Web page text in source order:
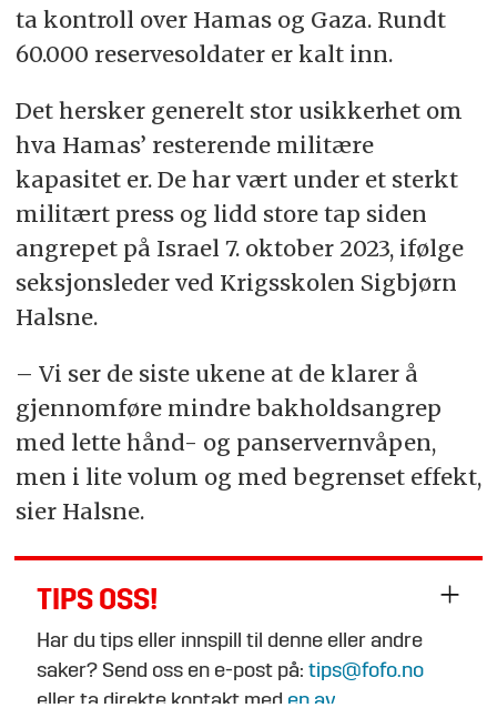
Oppsummeringen er generert av kunstig
intelligens, men gjennomlest av en journalist.
ta kontroll over Hamas og Gaza. Rundt
60.000 reservesoldater er kalt inn.
Det hersker generelt stor usikkerhet om
hva Hamas’ resterende militære
kapasitet er. De har vært under et sterkt
militært press og lidd store tap siden
angrepet på Israel 7. oktober 2023, ifølge
seksjonsleder ved Krigsskolen Sigbjørn
Halsne.
– Vi ser de siste ukene at de klarer å
gjennomføre mindre bakholdsangrep
med lette hånd- og panservernvåpen,
men i lite volum og med begrenset effekt,
sier Halsne.
TIPS OSS!
Har du tips eller innspill til denne eller andre
saker? Send oss en e-post på:tips@fofo.no
eller ta direkte kontakt med en av